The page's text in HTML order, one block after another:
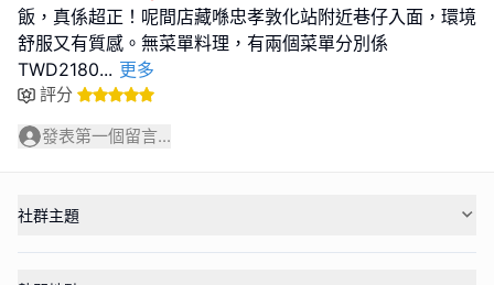
飯，真係超正！呢間店藏喺忠孝敦化站附近巷仔入面，環境
舒服又有質感。無菜單料理，有兩個菜單分別係
TWD2180... 更多
評分
發表第一個留言...
社群主題